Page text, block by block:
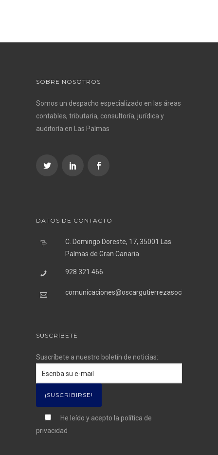
SOBRE NOSOTROS
Somos un despacho especializado en las áreas
contables, tributaria, consultoría, jurídica y
auditoría en Las Palmas
DATOS DE CONTACTO
C. Domingo Doreste, 17, 35001 Las
Palmas de Gran Canaria
928 321 466
comunicaciones@oscargutierrezasociados.com
SUSCRÍBETE
Suscríbete a nuestro boletín de noticias:
He leído y acepto la política de
privacidad